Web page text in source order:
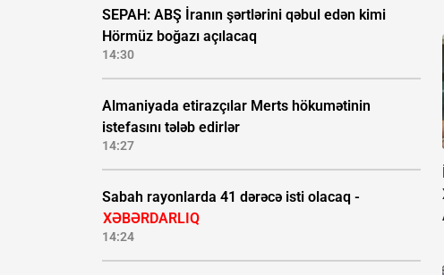
SEPAH: ABŞ İranın şərtlərini qəbul edən kimi
Hörmüz boğazı açılacaq
14:30
Almaniyada etirazçılar Merts hökumətinin
istefasını tələb edirlər
14:27
Sabah rayonlarda 41 dərəcə isti olacaq -
XƏBƏRDARLIQ
14:24